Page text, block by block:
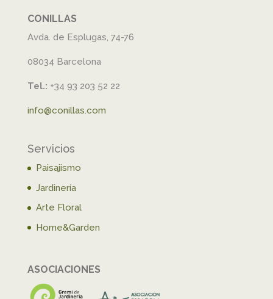
CONILLAS
Avda. de Esplugas, 74-76
08034 Barcelona
Tel.: +34 93 203 52 22
info@conillas.com
Servicios
Paisajismo
Jardinería
Arte Floral
Home&Garden
ASOCIACIONES